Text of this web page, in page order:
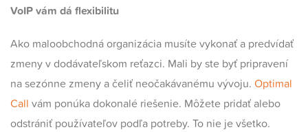
VoIPvám dá flexibilitu
Ako maloobchodná organizácia musíte vykonať a predvídať
zmeny v dodávateľskom reťazci. Mali by ste byť pripravení
na sezónne zmeny a čeliť neočakávanému vývoju. Optimal
Call vám ponúka dokonalé riešenie. Môžete pridať alebo
odstrániť používateľov podľa potreby. To nie je všetko.